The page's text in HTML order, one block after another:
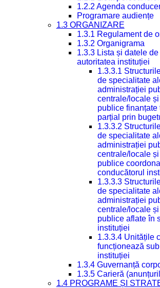
1.2.2 Agenda
Programare audiențe
1.3 ORGANIZARE
1.3.1 Regulament de
1.3.2 Organigrama
1.3.3 Lista și datele
autoritatea instituției
1.3.3.1
de specialitate
administrației
centrale/locale
publice finanțate
parțial prin
1.3.3.2
de specialitate
administrației
centrale/locale
publice
conducătorul
1.3.3.3
de specialitate
administrației
centrale/locale
publice aflate în
instituției
1.3.3.4 Unitățile
funcționează
instituției
1.3.4 Guvernanță
1.3.5 Carieră
1.4 PROGRAME ȘI